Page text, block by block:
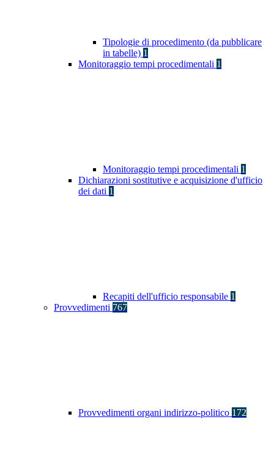
Tipologie di procedimento (da pubblicare
in tabelle) 1
Monitoraggio tempi procedimentali 1
Monitoraggio tempi procedimentali 1
Dichiarazioni sostitutive e acquisizione d'ufficio
dei dati 1
Recapiti dell'ufficio responsabile 1
Provvedimenti 767
Provvedimenti organi indirizzo-politico 172